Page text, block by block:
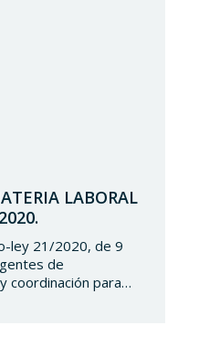
LABORAL
ley 21/2020, de 9
de
coordinación para